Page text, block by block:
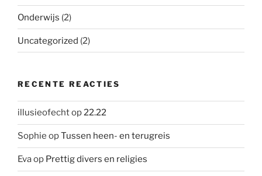
Onderwijs (2)
Uncategorized (2)
RECENTE REACTIES
illusieofechtop22.22
Sophie opTussen heen- en terugreis
Evaop Prettig divers en religies